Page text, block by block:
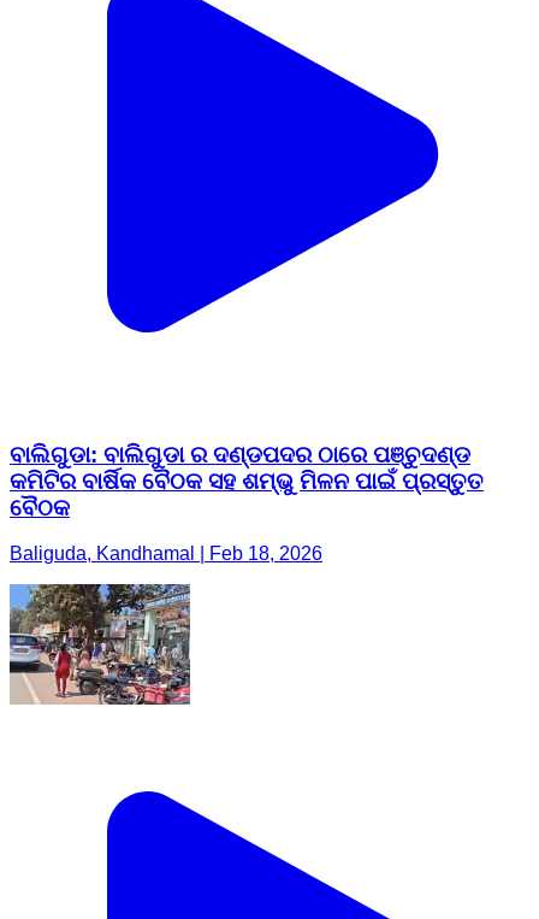
ବାଲିଗୁଡା: ବାଲିଗୁଡା ର ଦଣ୍ଡପଦର ଠାରେ ପଞ୍ଚୁଦଣ୍ଡ
କମିଟିର ବାର୍ଷିକ ବୈଠକ ସହ ଶମ୍ଭୁ ମିଳନ ପାଇଁ ପ୍ରସ୍ତୁତ
ବୈଠକ
Baliguda, Kandhamal | Feb 18, 2026